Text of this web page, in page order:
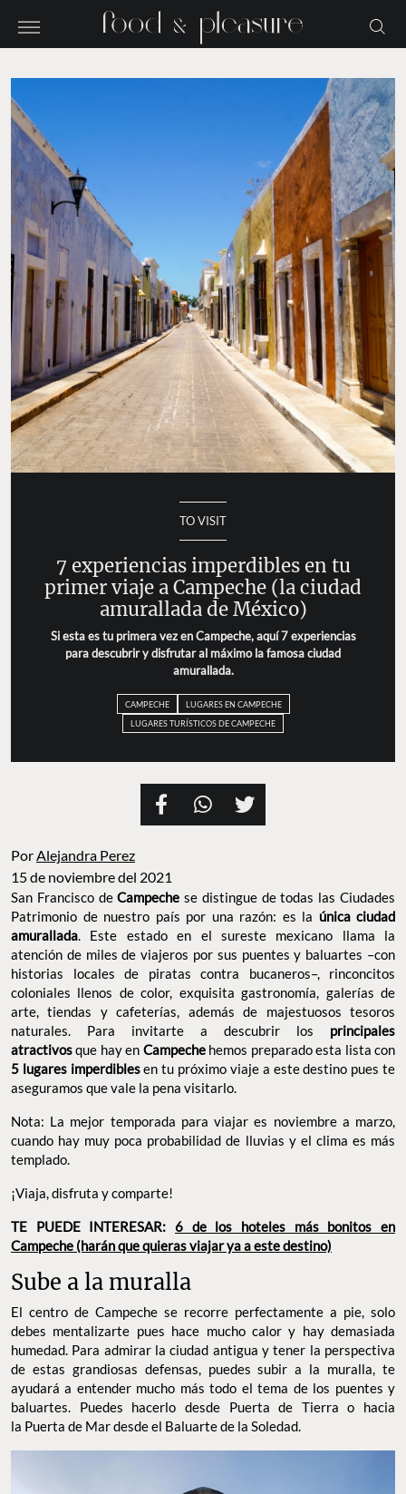
TO VISIT
7 experiencias imperdibles en tu
primer viaje a Campeche (la ciudad
amurallada de México)
Si esta es tu primera vez en Campeche, aquí 7 experiencias
para descubrir y disfrutar al máximo la famosa ciudad
amurallada.
CAMPECHE
LUGARES EN CAMPECHE
LUGARES TURÍSTICOS DE CAMPECHE
PorAlejandra Perez
15 de noviembre del 2021
San Francisco deCampechese distingue de todas las Ciudades
Patrimonio de nuestro país por una razón: es la única ciudad
amurallada. Este estado en el sureste mexicano llama la
atención de miles de viajeros por sus puentes y baluartes –con
historias locales de piratas contra bucaneros–, rinconcitos
coloniales llenos de color, exquisita gastronomía, galerías de
arte, tiendas y cafeterías, además de majestuosos tesoros
naturales. Para invitarte a descubrir los principales
atractivosque hay en Campechehemos preparado esta lista con
5 lugares imperdiblesen tu próximo viaje a este destino pues te
aseguramos que vale la pena visitarlo.
Nota: La mejor temporada para viajar es noviembre a marzo,
cuando hay muy poca probabilidad de lluvias y el clima es más
templado.
¡Viaja, disfruta y comparte!
TE PUEDE INTERESAR: 6 de los hoteles más bonitos en
Campeche (harán que quieras viajar ya a este destino)
Sube a la muralla
El centro de Campeche se recorre perfectamente a pie, solo
debes mentalizarte pues hace mucho calor y hay demasiada
humedad. Para admirar la ciudad antigua y tener la perspectiva
de estas grandiosas defensas, puedes subir a la muralla, te
ayudará a entender mucho más todo el tema de los puentes y
baluartes. Puedes hacerlo desde Puerta de Tierra o hacia
la Puerta de Mar desde el Baluarte de la Soledad.